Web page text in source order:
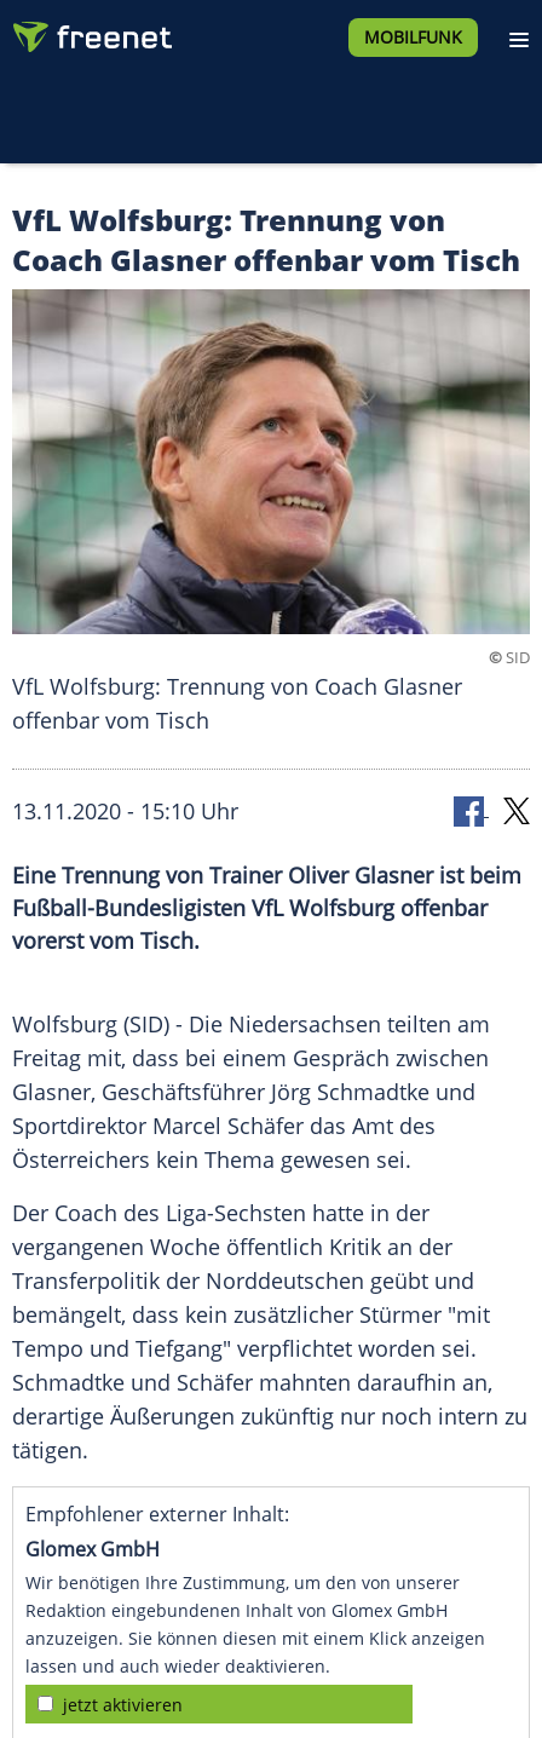
MOBILFUNK
VfL Wolfsburg: Trennung von
Coach Glasner offenbar vom Tisch
©SID
VfL Wolfsburg: Trennung von Coach Glasner
offenbar vom Tisch
13.11.2020 - 15:10 Uhr
Eine Trennung von Trainer Oliver Glasner ist beim
Fußball-Bundesligisten VfL Wolfsburg offenbar
vorerst vom Tisch.
Wolfsburg (SID) - Die Niedersachsen teilten am
Freitag mit, dass bei einem Gespräch zwischen
Glasner, Geschäftsführer Jörg Schmadtke und
Sportdirektor Marcel Schäfer das Amt des
Österreichers kein Thema gewesen sei.
Der Coach des Liga-Sechsten hatte in der
vergangenen Woche öffentlich Kritik an der
Transferpolitik der Norddeutschen geübt und
bemängelt, dass kein zusätzlicher Stürmer "mit
Tempo und Tiefgang" verpflichtet worden sei.
Schmadtke und Schäfer mahnten daraufhin an,
derartige Äußerungen zukünftig nur noch intern zu
tätigen.
Empfohlener externer Inhalt:
Glomex GmbH
Wir benötigen Ihre Zustimmung, um den von unserer
Redaktion eingebundenen Inhalt von Glomex GmbH
anzuzeigen. Sie können diesen mit einem Klick anzeigen
lassen und auch wieder deaktivieren.
jetzt aktivieren